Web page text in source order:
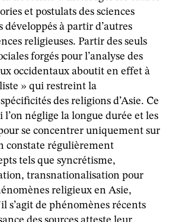
et postulats des sciences
développés à partir d’autres
religieuses. Partir des seuls
forgés pour l’analyse des
occidentaux aboutit en effet à
» qui restreint la
des religions d’Asie. Ce
néglige la longue durée et les
se concentrer uniquement sur
constate régulièrement
tels que syncrétisme,
transnationalisation pour
religieux en Asie,
s’agit de phénomènes récents